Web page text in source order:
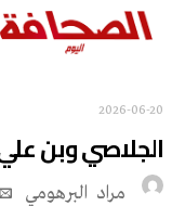
2026-06-20
الجلاصي وبن
مراد‭ ‬ البرهومي